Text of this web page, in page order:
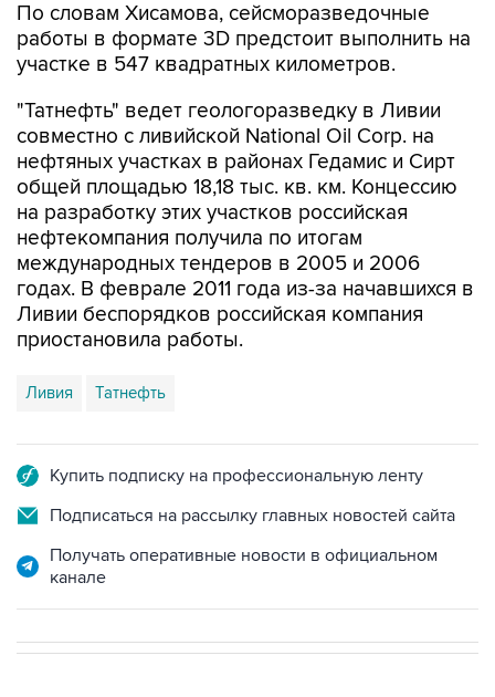
По словам Хисамова, сейсморазведочные
работы в формате 3D предстоит выполнить на
участке в 547 квадратных километров.
"Татнефть" ведет геологоразведку в Ливии
совместно с ливийской National Oil Corp. на
нефтяных участках в районах Гедамис и Сирт
общей площадью 18,18 тыс. кв. км. Концессию
на разработку этих участков российская
нефтекомпания получила по итогам
международных тендеров в 2005 и 2006
годах. В феврале 2011 года из-за начавшихся в
Ливии беспорядков российская компания
приостановила работы.
Ливия Татнефть
Купить подписку на профессиональную ленту
Подписаться на рассылку главных новостей сайта
Получать оперативные новости в официальном
канале